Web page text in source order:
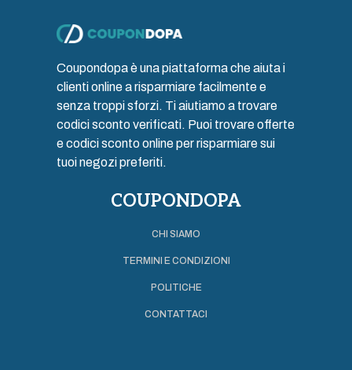
Coupondopa è una piattaforma che aiuta i
clienti online a risparmiare facilmente e
senza troppi sforzi. Ti aiutiamo a trovare
codici sconto verificati. Puoi trovare offerte
e codici sconto online per risparmiare sui
tuoi negozi preferiti.
COUPONDOPA
CHI SIAMO
TERMINI E CONDIZIONI
POLITICHE
CONTATTACI